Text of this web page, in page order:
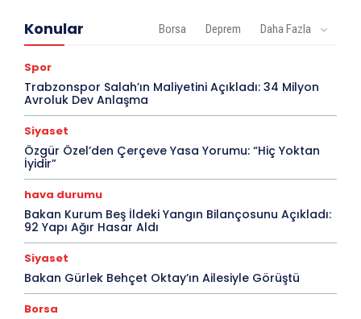
Konular Borsa Deprem Daha Fazla
Spor
Trabzonspor Salah’ın Maliyetini Açıkladı: 34 Milyon
Avroluk Dev Anlaşma
Siyaset
Özgür Özel’den Çerçeve Yasa Yorumu: “Hiç Yoktan
İyidir”
hava durumu
Bakan Kurum Beş İldeki Yangın Bilançosunu Açıkladı:
92 Yapı Ağır Hasar Aldı
Siyaset
Bakan Gürlek Behçet Oktay’ın Ailesiyle Görüştü
Borsa